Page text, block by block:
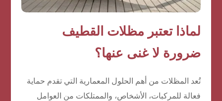
لماذا تعتبر مظلات القطيف
ضرورة لا غنى عنها؟
تُعد المظلات من أهم الحلول المعمارية التي تقدم حماية
فعالة للمركبات، الأشخاص، والممتلكات من العوامل